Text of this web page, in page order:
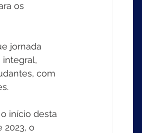
os
jornada
integral,
com
início desta
2023, o